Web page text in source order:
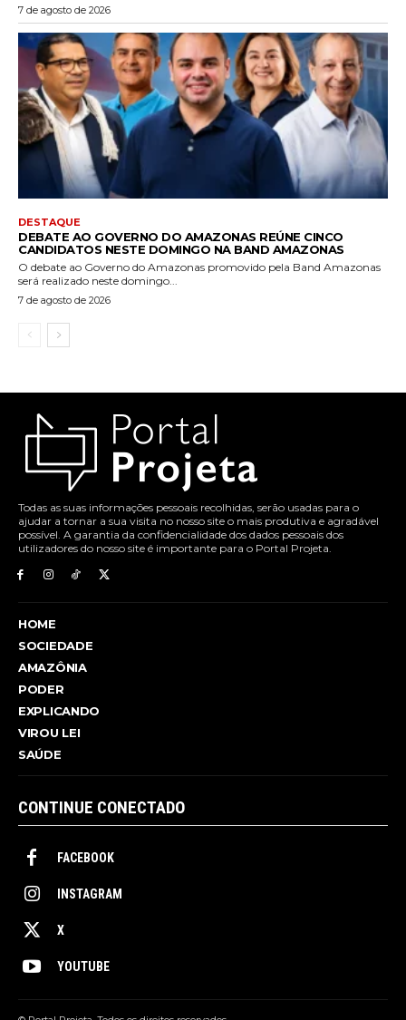
7 de agosto de 2026
DESTAQUE
DEBATE AO GOVERNO DO AMAZONAS REÚNE CINCO
CANDIDATOS NESTE DOMINGO NA BAND AMAZONAS
O debate ao Governo do Amazonas promovido pela Band Amazonas
será realizado neste domingo...
7 de agosto de 2026
Todas as suas informações pessoais recolhidas, serão usadas para o
ajudar a tornar a sua visita no nosso site o mais produtiva e agradável
possível. A garantia da confidencialidade dos dados pessoais dos
utilizadores do nosso site é importante para o Portal Projeta.
HOME
SOCIEDADE
AMAZÔNIA
PODER
EXPLICANDO
VIROU LEI
SAÚDE
CONTINUE CONECTADO
FACEBOOK
INSTAGRAM
X
YOUTUBE